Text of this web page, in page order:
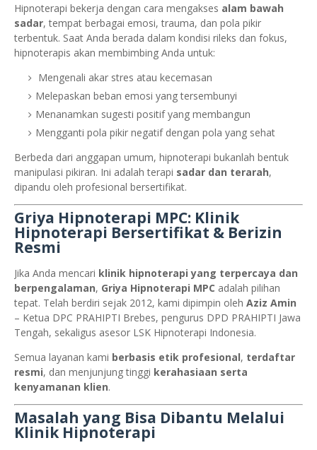
Hipnoterapi bekerja dengan cara mengakses alam bawah
sadar, tempat berbagai emosi, trauma, dan pola pikir
terbentuk. Saat Anda berada dalam kondisi rileks dan fokus,
hipnoterapis akan membimbing Anda untuk:
Mengenali akar stres atau kecemasan
Melepaskan beban emosi yang tersembunyi
Menanamkan sugesti positif yang membangun
Mengganti pola pikir negatif dengan pola yang sehat
Berbeda dari anggapan umum, hipnoterapi bukanlah bentuk
manipulasi pikiran. Ini adalah terapi sadar dan terarah,
dipandu oleh profesional bersertifikat.
Griya Hipnoterapi MPC: Klinik
Hipnoterapi Bersertifikat & Berizin
Resmi
Jika Anda mencari klinik hipnoterapi yang terpercaya dan
berpengalaman, Griya Hipnoterapi MPC adalah pilihan
tepat. Telah berdiri sejak 2012, kami dipimpin oleh Aziz Amin
– Ketua DPC PRAHIPTI Brebes, pengurus DPD PRAHIPTI Jawa
Tengah, sekaligus asesor LSK Hipnoterapi Indonesia.
Semua layanan kami berbasis etik profesional, terdaftar
resmi, dan menjunjung tinggi kerahasiaan serta
kenyamanan klien.
Masalah yang Bisa Dibantu Melalui
Klinik Hipnoterapi